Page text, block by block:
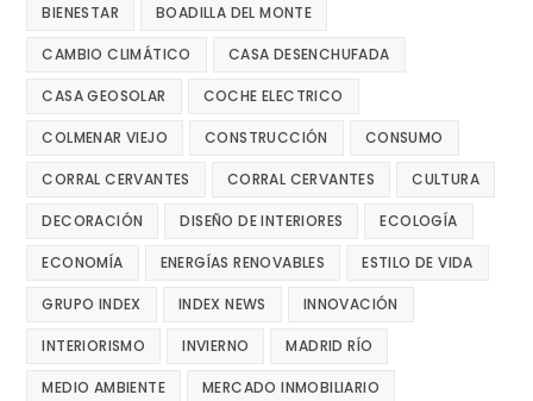
BIENESTAR BOADILLA DEL MONTE
CAMBIO CLIMÁTICO CASA DESENCHUFADA
CASA GEOSOLAR COCHE ELECTRICO
COLMENAR VIEJO CONSTRUCCIÓN CONSUMO
CORRAL CERVANTES CORRAL CERVANTES CULTURA
DECORACIÓN DISEÑO DE INTERIORES ECOLOGÍA
ECONOMÍA ENERGÍAS RENOVABLES ESTILO DE VIDA
GRUPO INDEX INDEX NEWS INNOVACIÓN
INTERIORISMO INVIERNO MADRID RÍO
MEDIO AMBIENTE MERCADO INMOBILIARIO